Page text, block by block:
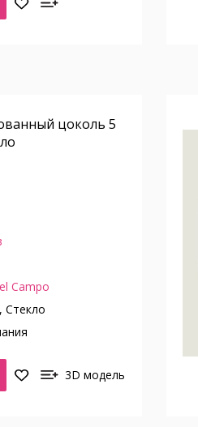
цоколь 5
Campo
Стекло
3D модель